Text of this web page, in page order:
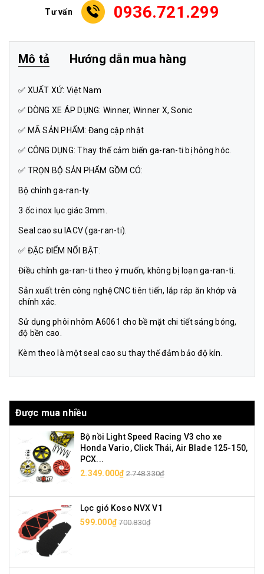
Tư vấn 0936.721.299
Mô tả Hướng dẫn mua hàng
✅ XUẤT XỨ: Việt Nam
✅ DÒNG XE ÁP DỤNG: Winner, Winner X, Sonic
✅ MÃ SẢN PHẨM: Đang cập nhật
✅ CÔNG DỤNG: Thay thế cảm biến ga-ran-ti bị hỏng hóc.
✅ TRỌN BỘ SẢN PHẨM GỒM CÓ:
Bộ chỉnh ga-ran-ty.
3 ốc inox lục giác 3mm.
Seal cao su IACV (ga-ran-ti).
✅ ĐẶC ĐIỂM NỔI BẬT:
Điều chỉnh ga-ran-ti theo ý muốn, không bị loạn ga-ran-ti.
Sản xuất trên công nghệ CNC tiên tiến, lắp ráp ăn khớp và
chính xác.
Sử dụng phôi nhôm A6061 cho bề mặt chi tiết sáng bóng,
độ bền cao.
Kèm theo là một seal cao su thay thế đảm bảo độ kín.
Được mua nhiều
Bộ nồi Light Speed Racing V3 cho xe
Honda Vario, Click Thái, Air Blade 125-150,
PCX...
2.349.000₫ 2.748.330₫
Lọc gió Koso NVX V1
599.000₫ 700.830₫